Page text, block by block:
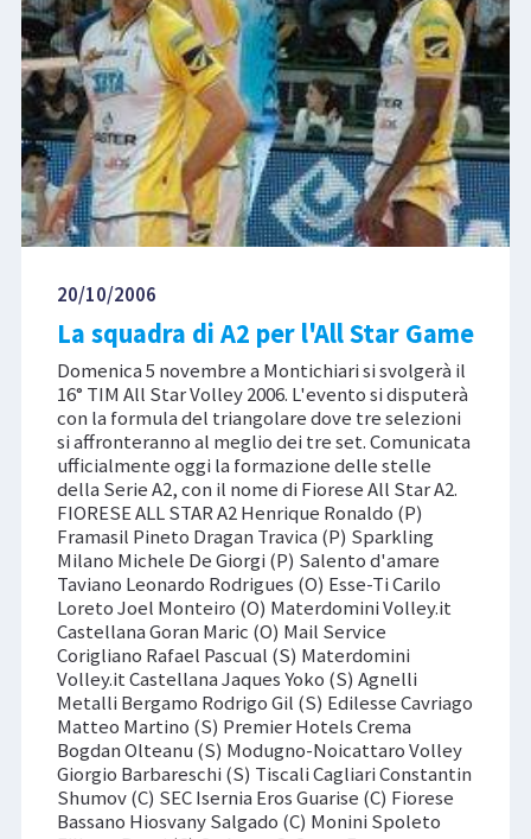
20/10/2006
La squadra di A2 per l'All Star Game
Domenica 5 novembre a Montichiari si svolgerà il
16° TIM All Star Volley 2006. L'evento si disputerà
con la formula del triangolare dove tre selezioni
si affronteranno al meglio dei tre set. Comunicata
ufficialmente oggi la formazione delle stelle
della Serie A2, con il nome di Fiorese All Star A2.
FIORESE ALL STAR A2 Henrique Ronaldo (P)
Framasil Pineto Dragan Travica (P) Sparkling
Milano Michele De Giorgi (P) Salento d'amare
Taviano Leonardo Rodrigues (O) Esse-Ti Carilo
Loreto Joel Monteiro (O) Materdomini Volley.it
Castellana Goran Maric (O) Mail Service
Corigliano Rafael Pascual (S) Materdomini
Volley.it Castellana Jaques Yoko (S) Agnelli
Metalli Bergamo Rodrigo Gil (S) Edilesse Cavriago
Matteo Martino (S) Premier Hotels Crema
Bogdan Olteanu (S) Modugno-Noicattaro Volley
Giorgio Barbareschi (S) Tiscali Cagliari Constantin
Shumov (C) SEC Isernia Eros Guarise (C) Fiorese
Bassano Hiosvany Salgado (C) Monini Spoleto